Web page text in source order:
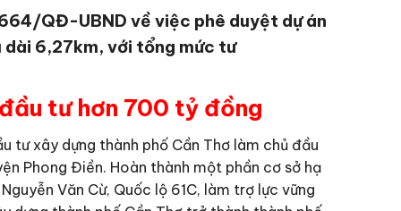
QĐ-UBND về việc phê duyệt dự án
6,27km, với tổng mức tư
tư hơn 700 tỷ đồng
tư xây dựng thành phố Cần Thơ làm chủ đầu
Phong Điền. Hoàn thành một phần cơ sở hạ
Văn Cừ, Quốc lộ 61C, làm trợ lực vững